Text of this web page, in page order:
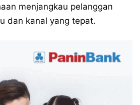
menjangkau pelanggan
dan kanal yang tepat.